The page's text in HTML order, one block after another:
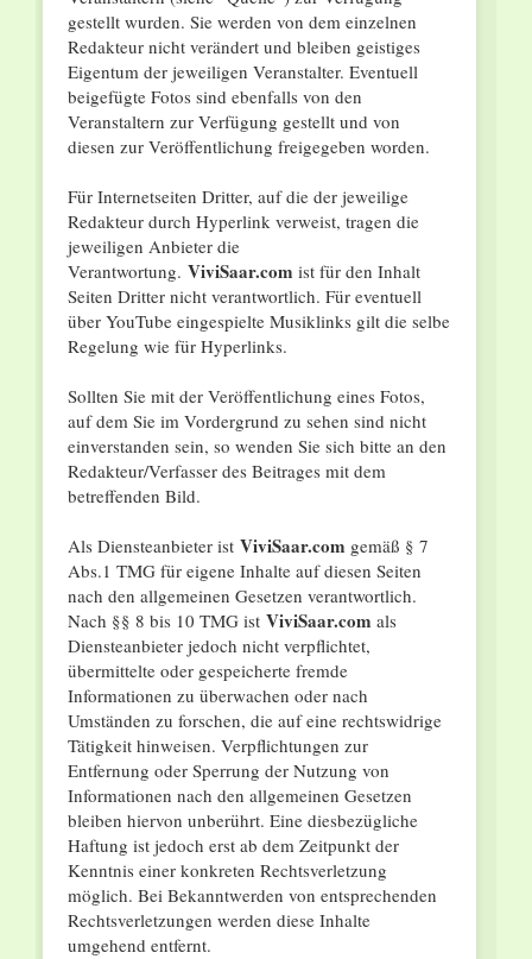
gestellt wurden. Sie werden von dem einzelnen
Redakteur nicht verändert und bleiben geistiges
Eigentum der jeweiligen Veranstalter. Eventuell
beigefügte Fotos sind ebenfalls von den
Veranstaltern zur Verfügung gestellt und von
diesen zur Veröffentlichung freigegeben worden.
Für Internetseiten Dritter, auf die der jeweilige
Redakteur durch Hyperlink verweist, tragen die
jeweiligen Anbieter die
Verantwortung. ViviSaar.com ist für den Inhalt
Seiten Dritter nicht verantwortlich. Für eventuell
über YouTube eingespielte Musiklinks gilt die selbe
Regelung wie für Hyperlinks.
Sollten Sie mit der Veröffentlichung eines Fotos,
auf dem Sie im Vordergrund zu sehen sind nicht
einverstanden sein, so wenden Sie sich bitte an den
Redakteur/Verfasser des Beitrages mit dem
betreffenden Bild.
Als Diensteanbieter ist ViviSaar.com gemäß § 7
Abs.1 TMG für eigene Inhalte auf diesen Seiten
nach den allgemeinen Gesetzen verantwortlich.
Nach §§ 8 bis 10 TMG ist ViviSaar.com als
Diensteanbieter jedoch nicht verpflichtet,
übermittelte oder gespeicherte fremde
Informationen zu überwachen oder nach
Umständen zu forschen, die auf eine rechtswidrige
Tätigkeit hinweisen. Verpflichtungen zur
Entfernung oder Sperrung der Nutzung von
Informationen nach den allgemeinen Gesetzen
bleiben hiervon unberührt. Eine diesbezügliche
Haftung ist jedoch erst ab dem Zeitpunkt der
Kenntnis einer konkreten Rechtsverletzung
möglich. Bei Bekanntwerden von entsprechenden
Rechtsverletzungen werden diese Inhalte
umgehend entfernt.